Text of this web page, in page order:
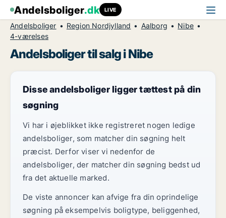
Andelsboliger.dk LIVE
Andelsboliger Region Nordjylland Aalborg
Nibe
4-værelses
Andelsboliger til salg i Nibe
Disse andelsboliger ligger tættest på din
søgning
Vi har i øjeblikket ikke registreret nogen ledige
andelsboliger, som matcher din søgning helt
præcist. Derfor viser vi nedenfor de
andelsboliger, der matcher din søgning bedst ud
fra det aktuelle marked.
De viste annoncer kan afvige fra din oprindelige
søgning på eksempelvis boligtype, beliggenhed,